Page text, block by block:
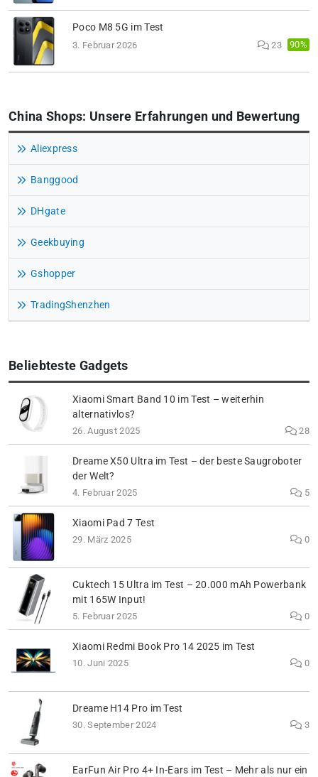
Poco M8 5G im Test
3. Februar 2026 23 90%
China Shops: Unsere Erfahrungen und Bewertung
Aliexpress
Banggood
DHgate
Geekbuying
Gshopper
TradingShenzhen
Beliebteste Gadgets
Xiaomi Smart Band 10 im Test – weiterhin
alternativlos?
26. August 2025 28
Dreame X50 Ultra im Test – der beste Saugroboter
der Welt?
4. Februar 2025 5
Xiaomi Pad 7 Test
29. März 2025 0
Cuktech 15 Ultra im Test – 20.000 mAh Powerbank
mit 165W Input!
5. Februar 2025 0
Xiaomi Redmi Book Pro 14 2025 im Test
10. Juni 2025 0
Dreame H14 Pro im Test
30. September 2024 3
EarFun Air Pro 4+ In-Ears im Test – Mehr als nur ein